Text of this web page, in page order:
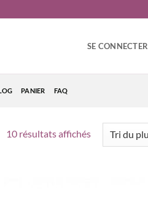
SE CONNECTER
PANIER FAQ
10 résultats affichésTrié